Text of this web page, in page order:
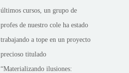
últimos cursos, un grupo de
profes de nuestro cole ha estado
trabajando a tope en un proyecto
precioso titulado
“Materializando ilusiones: